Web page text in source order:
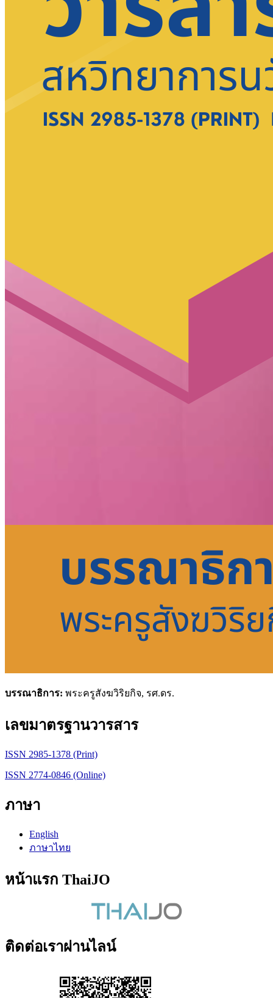
บรรณาธิการ: พระครูสังฆวิริยกิจ, รศ.ดร.
เลขมาตรฐานวารสาร
ISSN 2985-1378 (Print)
ISSN 2774-0846 (Online)
ภาษา
English
ภาษาไทย
หน้าแรก ThaiJO
ติดต่อเราผ่านไลน์